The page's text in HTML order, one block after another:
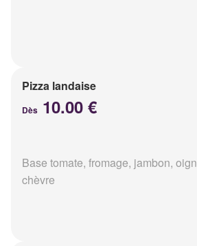
Pizza landaise
Dès 10.00 €
Base tomate, fromage, jambon,
chèvre